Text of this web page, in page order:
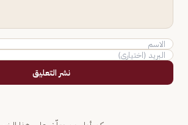
نشر التعليق